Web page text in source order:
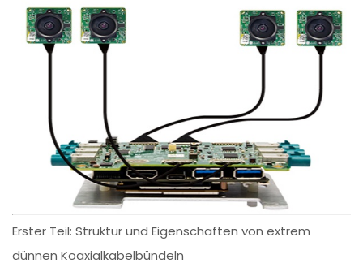
Erster Teil: Struktur und Eigenschaften von extrem
dünnen Koaxialkabelbündeln